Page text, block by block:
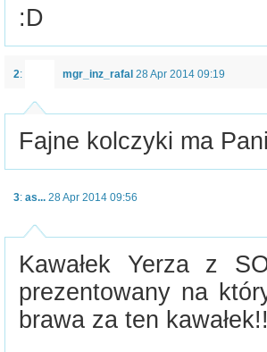
:D
2: mgr_inz_rafal 28 Apr 2014 09:19
Fajne kolczyki ma
3: as... 28 Apr 2014 09:56
Kawałek Yerza z
prezentowany na
brawa za ten